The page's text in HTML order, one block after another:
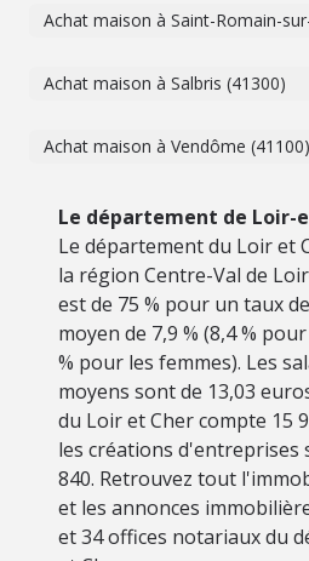
Achat maison à Saint-Romain-
Achat maison à Salbris (41300)
Achat maison à Vendôme (41100)
Le département de Loir-
Le département du Loir et
la région Centre-Val de
est de 75 % pour un taux
moyen de 7,9 % (8,4 %
% pour les femmes). Les
moyens sont de 13,03
du Loir et Cher compte 15
les créations d'entreprises
840. Retrouvez tout
et les annonces
et 34 offices notariaux du